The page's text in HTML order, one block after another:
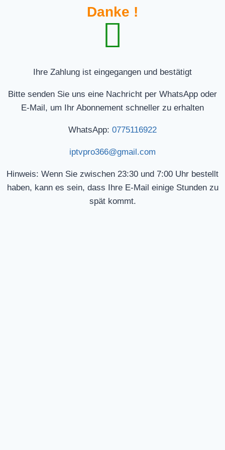
Danke !
Ihre Zahlung ist eingegangen und bestätigt
Bitte senden Sie uns eine Nachricht per WhatsApp oder
E-Mail, um Ihr Abonnement schneller zu erhalten
WhatsApp: 0775116922
iptvpro366@gmail.com
Hinweis: Wenn Sie zwischen 23:30 und 7:00 Uhr bestellt
haben, kann es sein, dass Ihre E-Mail einige Stunden zu
spät kommt.